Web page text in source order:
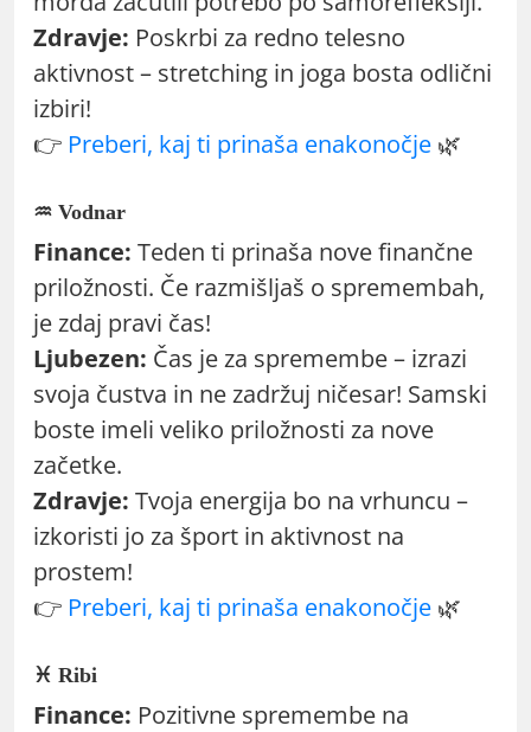
Zdravje: Poskrbi za redno telesno
aktivnost – stretching in joga bosta odlični
izbiri!
👉 Preberi, kaj ti prinaša enakonočje 🌿
♒ Vodnar
Finance: Teden ti prinaša nove finančne
priložnosti. Če razmišljaš o spremembah,
je zdaj pravi čas!
Ljubezen: Čas je za spremembe – izrazi
svoja čustva in ne zadržuj ničesar! Samski
boste imeli veliko priložnosti za nove
začetke.
Zdravje: Tvoja energija bo na vrhuncu –
izkoristi jo za šport in aktivnost na
prostem!
👉 Preberi, kaj ti prinaša enakonočje 🌿
♓ Ribi
Finance: Pozitivne spremembe na